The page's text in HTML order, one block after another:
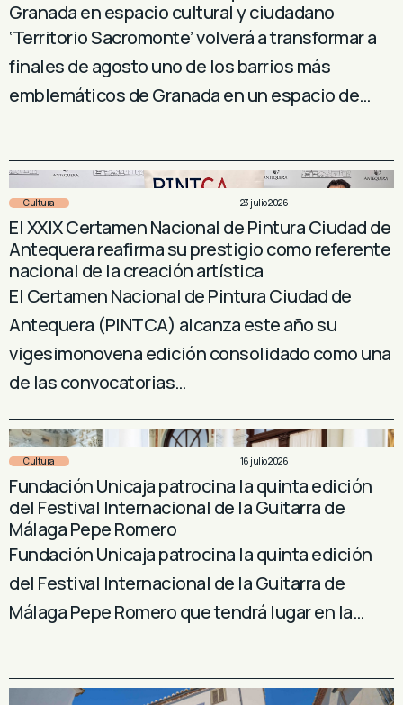
Granada en espacio cultural y ciudadano
‘Territorio Sacromonte’ volverá a transformar a
finales de agosto uno de los barrios más
emblemáticos de Granada en un espacio de…
Cultura 23 julio 2026
El XXIX Certamen Nacional de Pintura Ciudad de
Antequera reafirma su prestigio como referente
nacional de la creación artística
El Certamen Nacional de Pintura Ciudad de
Antequera (PINTCA) alcanza este año su
vigesimonovena edición consolidado como una
de las convocatorias…
Cultura 16 julio 2026
Fundación Unicaja patrocina la quinta edición
del Festival Internacional de la Guitarra de
Málaga Pepe Romero
Fundación Unicaja patrocina la quinta edición
del Festival Internacional de la Guitarra de
Málaga Pepe Romero que tendrá lugar en la…